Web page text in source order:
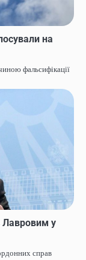
на
фальсифікації
Лавровим у
справ